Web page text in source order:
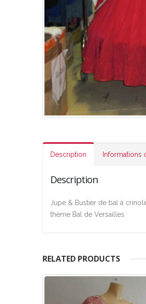
Description Informations
Description
Jupe & Bustier de bal à
thème Bal de Versailles
RELATED PRODUCTS